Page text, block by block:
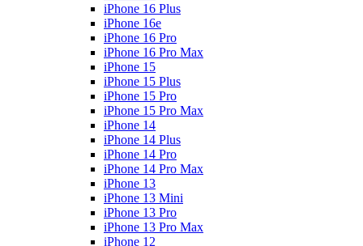
iPhone 16 Plus
iPhone 16e
iPhone 16 Pro
iPhone 16 Pro Max
iPhone 15
iPhone 15 Plus
iPhone 15 Pro
iPhone 15 Pro Max
iPhone 14
iPhone 14 Plus
iPhone 14 Pro
iPhone 14 Pro Max
iPhone 13
iPhone 13 Mini
iPhone 13 Pro
iPhone 13 Pro Max
iPhone 12